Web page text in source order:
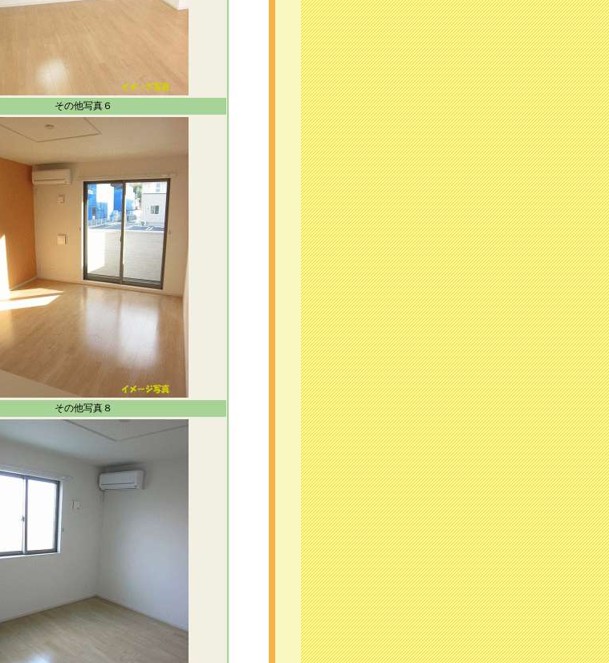
その他写真６
その他写真８